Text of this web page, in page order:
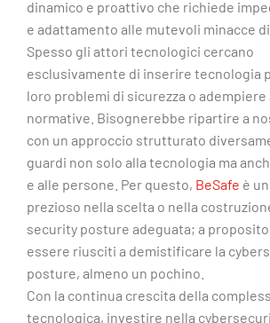
dinamico e proattivo che richiede
e adattamento alle mutevoli minacce
Spesso gli attori tecnologici cercano
esclusivamente di inserire tecnologia
loro problemi di sicurezza o adempiere
normative. Bisognerebbe ripartire a
con un approccio strutturato
guardi non solo alla tecnologia ma
e alle persone. Per questo, BeSafe è
prezioso nella scelta o nella
security posture adeguata; a
essere riusciti a demistificare la
posture, almeno un pochino.
Con la continua crescita della
tecnologica, investire nella